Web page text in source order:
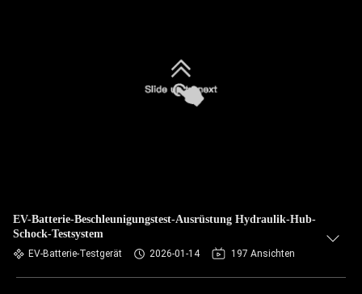
EV-Batterie-Beschleunigungstest-Ausrüstung Hydraulik-Hub-
Schock-Testsystem
EV-Batterie-Testgerät 2026-01-14 197 Ansichten